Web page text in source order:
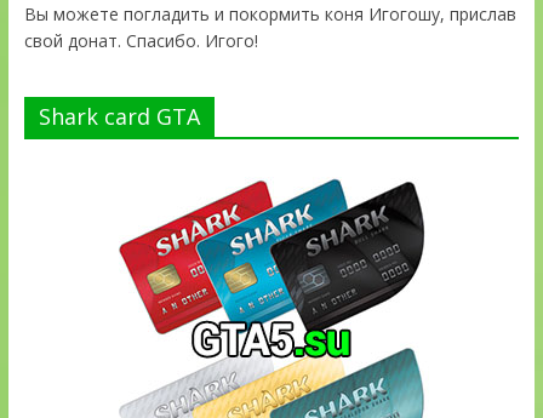
Вы можете погладить и покормить коня Игогошу, прислав
свой донат. Спасибо. Игого!
Shark card GTA